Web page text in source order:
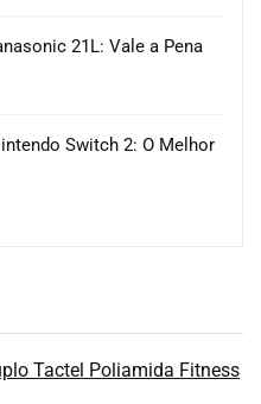
21L: Vale a Pena
Switch 2: O Melhor
Tactel Poliamida Fitness